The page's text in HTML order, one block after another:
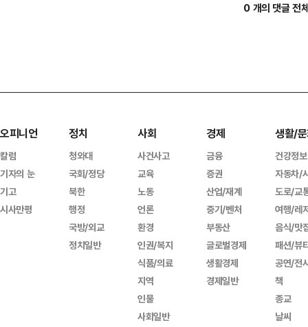
0 개의 댓글 전
오피니언
칼럼
기자의 눈
기고
시사만평
정치
청와대
국회/정당
북한
행정
국방/외교
정치일반
사회
사건사고
교육
노동
언론
환경
인권/복지
식품/의료
지역
인물
사회일반
경제
금융
증권
산업/재계
중기/벤처
부동산
글로벌경제
생활경제
경제일반
생활/
건강정보
자동차/
도로/교
여행/레
음식/맛
패션/뷰
공연/전
책
종교
날씨